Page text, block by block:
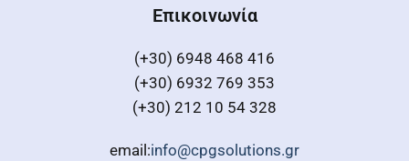
Επικοινωνία
(+30) 6948 468 416
(+30) 6932 769 353
(+30) 212 10 54 328
email:info@cpgsolutions.gr